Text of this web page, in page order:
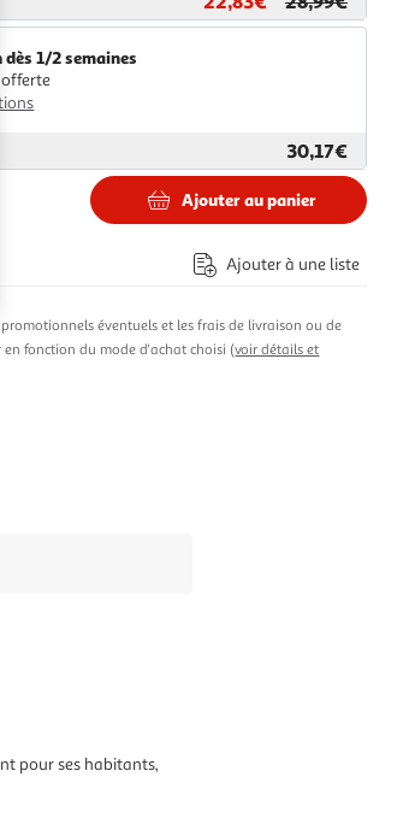
1/2 semaines
30,17€
Ajouter au panier
Ajouter à une liste
éventuels et les frais de livraison ou de
en fonction du mode d'achat choisi (voir détails et
pour ses habitants,